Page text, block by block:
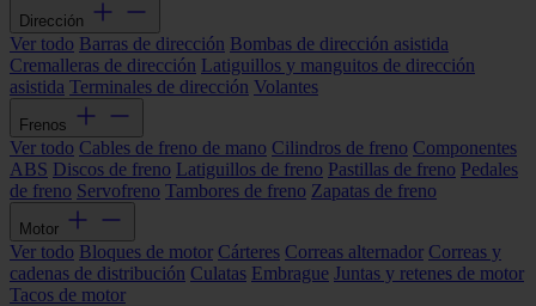
Dirección
Ver todo Barras de dirección Bombas de dirección asistida
Cremalleras de dirección Latiguillos y manguitos de dirección
asistida Terminales de dirección Volantes
Frenos
Ver todo Cables de freno de mano Cilindros de freno Componentes
ABS Discos de freno Latiguillos de freno Pastillas de freno Pedales
de freno Servofreno Tambores de freno Zapatas de freno
Motor
Ver todo Bloques de motor Cárteres Correas alternador Correas y
cadenas de distribución Culatas Embrague Juntas y retenes de motor
Tacos de motor